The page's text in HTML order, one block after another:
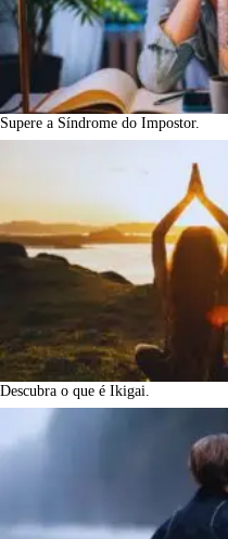
Supere a Síndrome do Impostor.
Descubra o que é Ikigai.